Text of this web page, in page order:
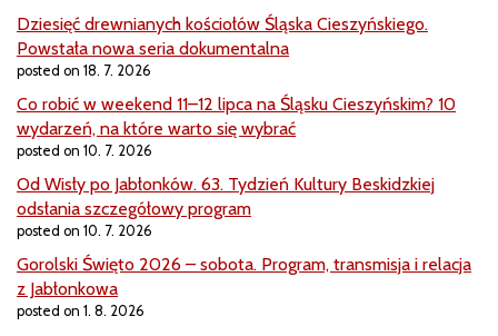
Dziesięć drewnianych kościołów Śląska Cieszyńskiego.
Powstała nowa seria dokumentalna
posted on 18. 7. 2026
Co robić w weekend 11–12 lipca na Śląsku Cieszyńskim? 10
wydarzeń, na które warto się wybrać
posted on 10. 7. 2026
Od Wisły po Jabłonków. 63. Tydzień Kultury Beskidzkiej
odsłania szczegółowy program
posted on 10. 7. 2026
Gorolski Święto 2026 – sobota. Program, transmisja i relacja
z Jabłonkowa
posted on 1. 8. 2026